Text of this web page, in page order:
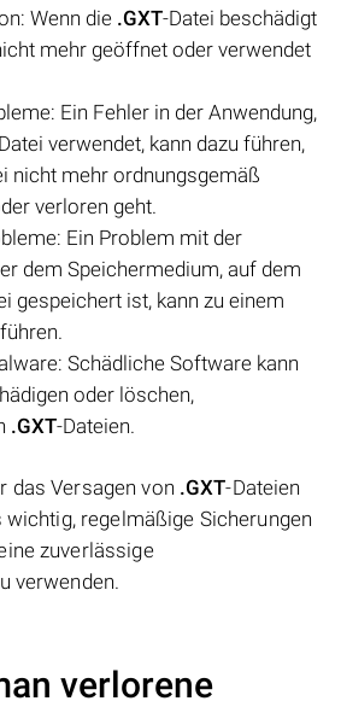
Wenn die .GXT-Datei beschädigt
mehr geöffnet oder verwendet
Ein Fehler in der Anwendung,
verwendet, kann dazu führen,
nicht mehr ordnungsgemäß
verloren geht.
Ein Problem mit der
dem Speichermedium, auf dem
gespeichert ist, kann zu einem
Schädliche Software kann
oder löschen,
.GXT-Dateien.
das Versagen von .GXT-Dateien
regelmäßige Sicherungen
zuverlässige
verwenden.
verlorene